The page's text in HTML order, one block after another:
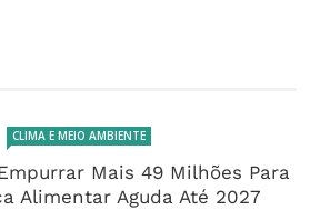
CLIMA E MEIO AMBIENTE
Mais 49 Milhões Para
Alimentar Aguda Até 2027